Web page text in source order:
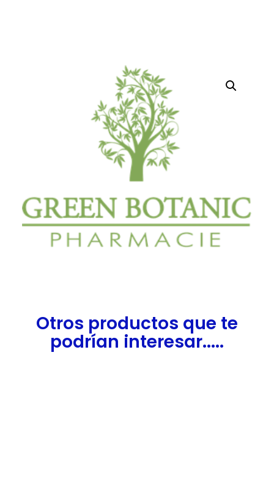
Otros productos que te
podrían interesar.....